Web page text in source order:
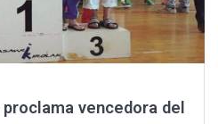
vencedora del